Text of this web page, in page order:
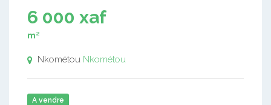
6 000 xaf
m²
Nkométou Nkométou
A vendre